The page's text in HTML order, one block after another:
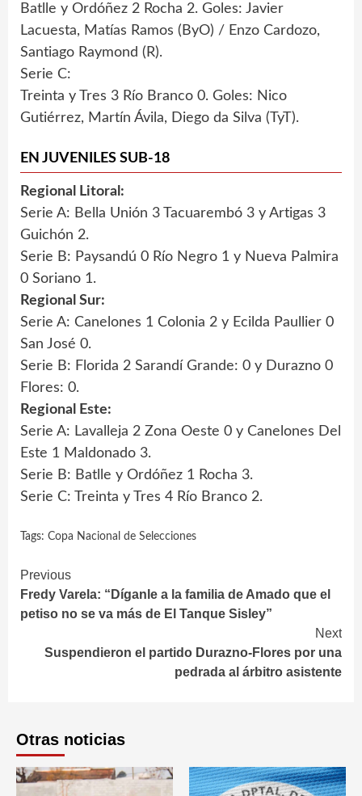
Batlle y Ordóñez 2 Rocha 2. Goles: Javier
Lacuesta, Matías Ramos (ByO) / Enzo Cardozo,
Santiago Raymond (R).
Serie C:
Treinta y Tres 3 Río Branco 0. Goles: Nico
Gutiérrez, Martín Ávila, Diego da Silva (TyT).
EN JUVENILES SUB-18
Regional Litoral:
Serie A: Bella Unión 3 Tacuarembó 3 y Artigas 3
Guichón 2.
Serie B: Paysandú 0 Río Negro 1 y Nueva Palmira
0 Soriano 1.
Regional Sur:
Serie A: Canelones 1 Colonia 2 y Ecilda Paullier 0
San José 0.
Serie B: Florida 2 Sarandí Grande: 0 y Durazno 0
Flores: 0.
Regional Este:
Serie A: Lavalleja 2 Zona Oeste 0 y Canelones Del
Este 1 Maldonado 3.
Serie B: Batlle y Ordóñez 1 Rocha 3.
Serie C: Treinta y Tres 4 Río Branco 2.
Tags: Copa Nacional de Selecciones
Continue
Reading
Previous
Fredy Varela: “Díganle a la familia de Amado que el
petiso no se va más de El Tanque Sisley”
Next
Suspendieron el partido Durazno-Flores por una
pedrada al árbitro asistente
Otras noticias